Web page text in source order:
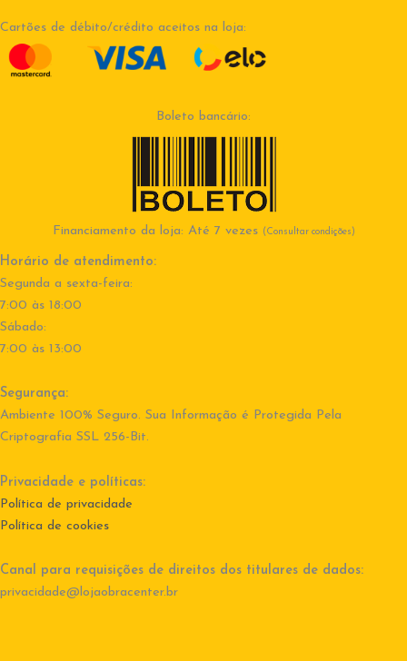
Cartões de débito/crédito aceitos na loja:
Boleto bancário:
Financiamento da loja: Até 7 vezes (Consultar condições)
Horário de atendimento:
Segunda a sexta-feira:
7:00 às 18:00
Sábado:
7:00 às 13:00
Segurança:
Ambiente 100% Seguro. Sua Informação é Protegida Pela
Criptografia SSL 256-Bit.
Privacidade e políticas:
Política de privacidade
Política de cookies
Canal para requisições de direitos dos titulares de dados:
privacidade@lojaobracenter.br